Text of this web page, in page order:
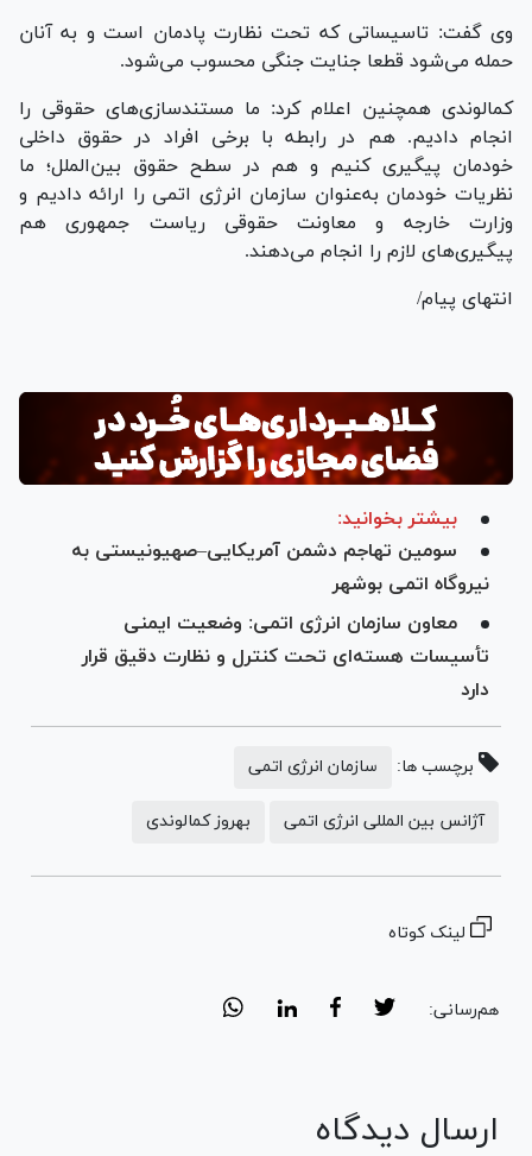
وی گفت: تاسیساتی که تحت نظارت پادمان است و به آنان
حمله می‌شود قطعا جنایت جنگی محسوب می‌شود.
کمالوندی همچنین اعلام کرد: ما مستندسازی‌های حقوقی را
انجام دادیم. هم در رابطه با برخی افراد در حقوق داخلی
خودمان پیگیری کنیم و هم در سطح حقوق بین‌الملل؛ ما
نظریات خودمان به‌عنوان سازمان انرژی اتمی را ارائه دادیم و
وزارت خارجه و معاونت حقوقی ریاست جمهوری هم
پیگیری‌های لازم را انجام می‌دهند.
انتهای پیام/
بیشتر بخوانید:
سومین تهاجم دشمن آمریکایی–صهیونیستی به
نیروگاه اتمی بوشهر
معاون سازمان انرژی اتمی: وضعیت ایمنی
تأسیسات هسته‌ای تحت کنترل و نظارت دقیق قرار
دارد
برچسب ها: سازمان انرژی اتمی
آژانس بین المللی انرژی اتمی بهروز کمالوندی
لینک کوتاه
هم‌رسانی:
ارسال دیدگاه